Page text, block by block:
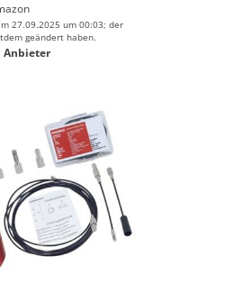
27.09.2025 um 00:03; der
geändert haben.
Anbieter